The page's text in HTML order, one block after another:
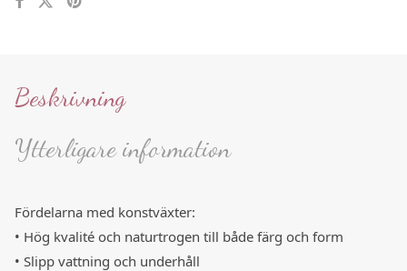
Beskrivning
Ytterligare information
Fördelarna med konstväxter:
• Hög kvalité och naturtrogen till både färg och form
• Slipp vattning och underhåll